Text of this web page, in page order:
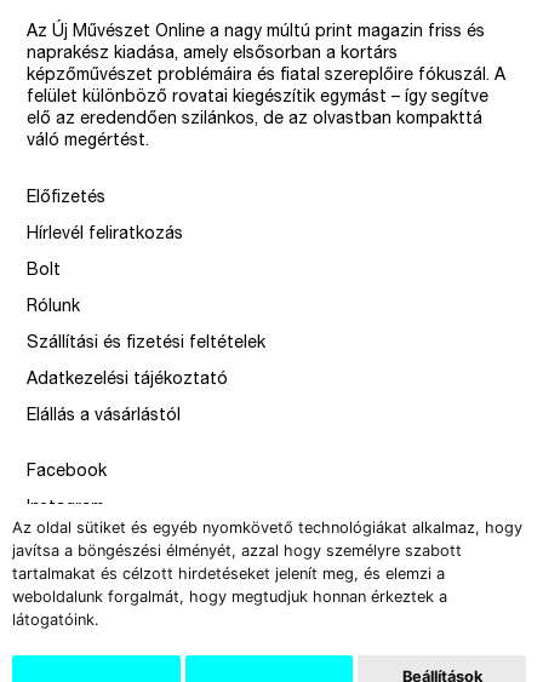
Az oldal sütiket és egyéb nyomkövető technológiákat alkalmaz, hogy
javítsa a böngészési élményét, azzal hogy személyre szabott
tartalmakat és célzott hirdetéseket jelenít meg, és elemzi a
weboldalunk forgalmát, hogy megtudjuk honnan érkeztek a
látogatóink.
Beállítások
Az Új Művészet Online a nagy múltú print magazin friss és
naprakész kiadása, amely elsősorban a kortárs
képzőművészet problémáira és fiatal szereplőire fókuszál. A
felület különböző rovatai kiegészítik egymást – így segítve
elő az eredendően szilánkos, de az olvastban kompakttá
váló megértést.
Előfizetés
Hírlevél feliratkozás
Bolt
Rólunk
Szállítási és fizetési feltételek
Adatkezelési tájékoztató
Elállás a vásárlástól
Facebook
Instagram
Issue
–
design by Solymosi Mór, Sirbik Attila
webbyzolka